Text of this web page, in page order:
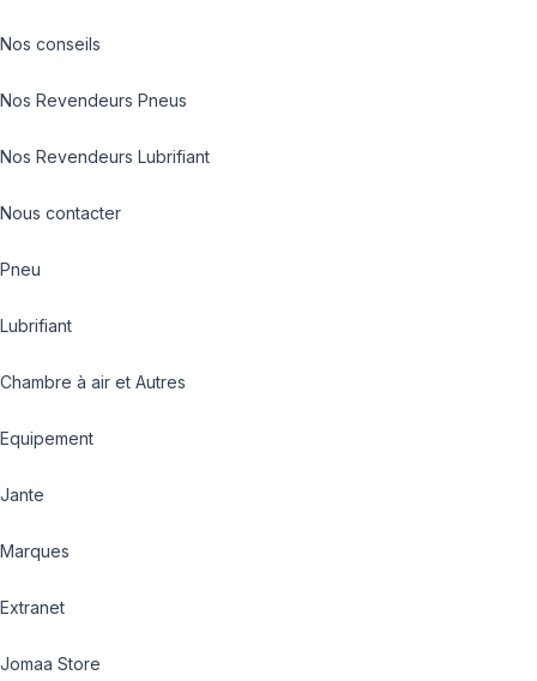
Nos conseils
Nos Revendeurs Pneus
Nos Revendeurs Lubrifiant
Nous contacter
Pneu
Lubrifiant
Chambre à air et Autres
Equipement
Jante
Marques
Extranet
Jomaa Store